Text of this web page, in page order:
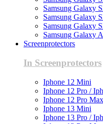
Samsung Galaxy
Samsung Galaxy
Samsung Galaxy
Samsung Galaxy
Screenprotectors
In Screenprotectors
Iphone 12 Mini
Iphone 12 Pro /
Iphone 12 Pro Max
Iphone 13 Mini
Iphone 13 Pro /